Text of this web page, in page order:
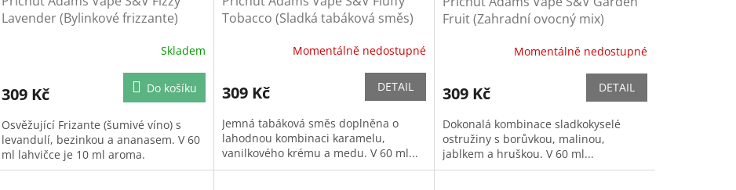
Lavender (Bylinkové frizzante)
Skladem
309 Kč Do košíku
Osvěžující Frizante (šumivé víno) s
levandulí, bezinkou a ananasem. V 60
ml lahvičce je 10 ml aroma.
Tobacco (Sladká tabáková směs)
Momentálně nedostupné
309 Kč DETAIL
Jemná tabáková směs doplněna o
lahodnou kombinaci karamelu,
vanilkového krému a medu. V 60 ml...
Fruit (Zahradní ovocný mix)
Momentálně nedostupné
309 Kč DETAIL
Dokonalá kombinace sladkokyselé
ostružiny s borůvkou, malinou,
jablkem a hruškou. V 60 ml...